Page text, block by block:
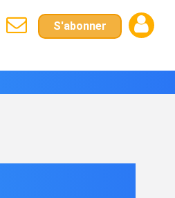
S'abonner